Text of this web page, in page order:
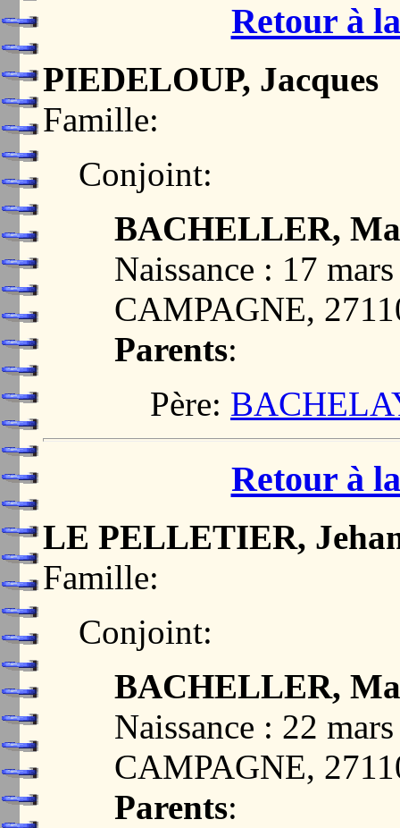
Retour à
PIEDELOUP, Jacques
Famille:
Conjoint:
BACHELLER,
Naissance : 17
CAMPAGNE,
Parents:
Père:
Retour à
LE PELLETIER,
Famille:
Conjoint:
BACHELLER,
Naissance : 22
CAMPAGNE,
Parents: